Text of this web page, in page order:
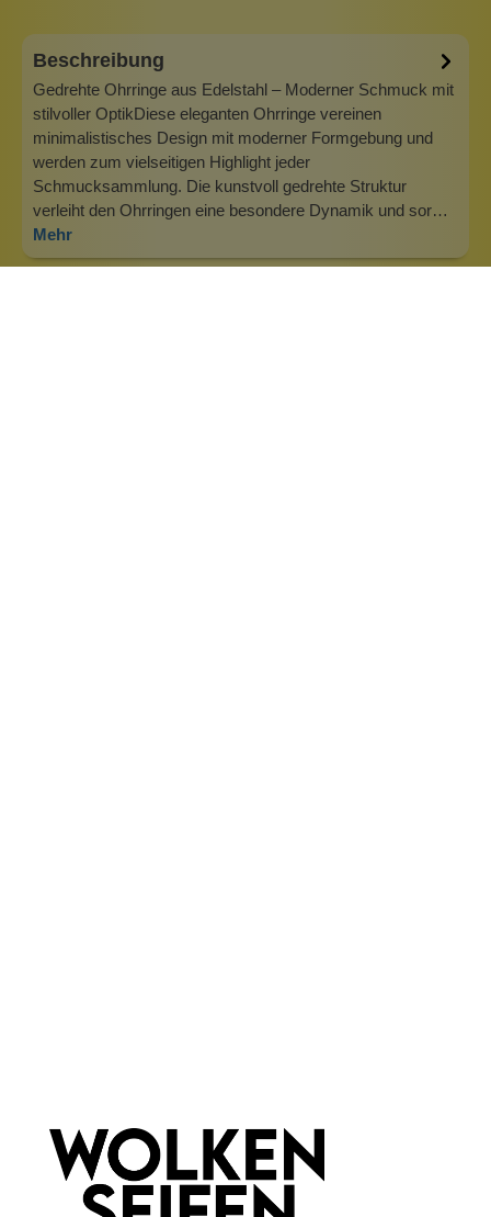
Beschreibung
Gedrehte Ohrringe aus Edelstahl – Moderner Schmuck mit
stilvoller OptikDiese eleganten Ohrringe vereinen
minimalistisches Design mit moderner Formgebung und
werden zum vielseitigen Highlight jeder
Schmucksammlung. Die kunstvoll gedrehte Struktur
verleiht den Ohrringen eine besondere Dynamik und sor…
Mehr
Informationen
Gesetzliche Informationen